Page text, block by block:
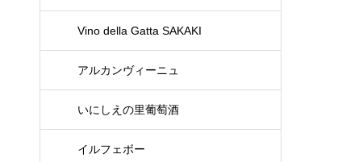
Vino della Gatta SAKAKI
アルカンヴィーニュ
いにしえの里葡萄酒
イルフェボー